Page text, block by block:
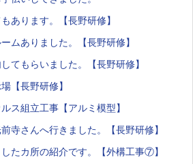
あります。【長野研修】
ムありました。【長野研修】
てもらいました。【長野研修】
【長野研修】
ス組立工事【アルミ模型】
寺さんへ行きました。【長野研修】
たカ所の紹介です。【外構工事⑦】